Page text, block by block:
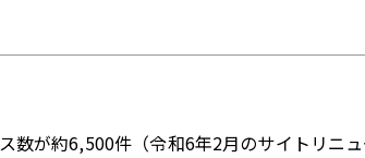
数が約6,500件（令和6年2月のサイトリニ